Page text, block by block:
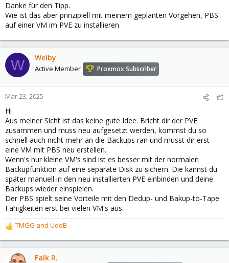
:Danke für den Tipp.
Wie ist das aber prinzipiell mit meinem geplanten Vorgehen, PBS
auf einer VM im PVE zu installieren
W Welby
Active Member Proxmox Subscriber
Mar 23, 2025 #5
Hi
Aus meiner Sicht ist das keine gute Idee. Bricht dir der PVE
zusammen und muss neu aufgesetzt werden, kommst du so
schnell auch nicht mehr an die Backups ran und musst dir erst
eine VM mit PBS neu erstellen.
Wenn's nur kleine VM's sind ist es besser mit der normalen
Backupfunktion auf eine separate Disk zu sichern. Die kannst du
später manuell in den neu installierten PVE einbinden und deine
Backups wieder einspielen.
Der PBS spielt seine Vorteile mit den Dedup- und Bakup-to-Tape
Fähigkeiten erst bei vielen VM's aus.
R
e
a
TMGG and UdoB
Falk R.